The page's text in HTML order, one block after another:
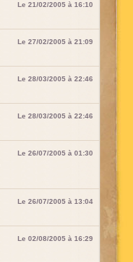
Le 21/02/2005 à 16:10
Le 27/02/2005 à 21:09
Le 28/03/2005 à 22:46
Le 28/03/2005 à 22:46
Le 26/07/2005 à 01:30
Le 26/07/2005 à 13:04
Le 02/08/2005 à 16:29